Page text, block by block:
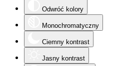
Odwróć kolory
Monochromatyczny
Ciemny kontrast
Jasny kontrast